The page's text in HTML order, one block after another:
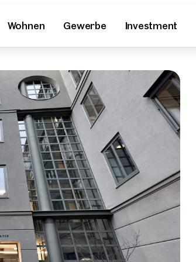
Wohnen Gewerbe Investment